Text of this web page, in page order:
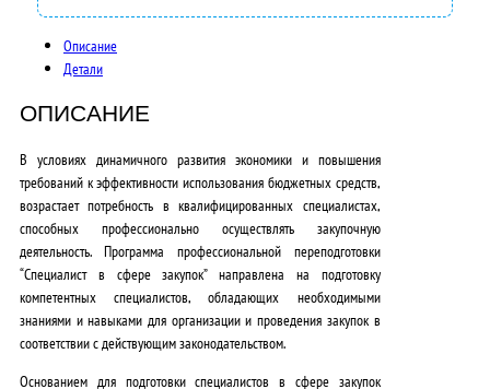
0
0
,
0
0
₽
.
Описание
Детали
ОПИСАНИЕ
В условиях динамичного развития экономики и повышения
требований к эффективности использования бюджетных средств,
возрастает потребность в квалифицированных специалистах,
способных профессионально осуществлять закупочную
деятельность. Программа профессиональной переподготовки
“Специалист в сфере закупок” направлена на подготовку
компетентных специалистов, обладающих необходимыми
знаниями и навыками для организации и проведения закупок в
соответствии с действующим законодательством.
Основанием для подготовки специалистов в сфере закупок